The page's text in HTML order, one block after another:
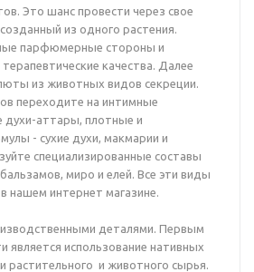
Это шанс провести через свое
из одного растения.
парфюмерные стороны и
качества. Далее
из животных видов секреции.
переходите на интимные
духи-аттары, плотные и
- сухие духи, макмарии и
специализированные составы
миро и елей. Все эти виды
нашем интернет магазине.
деталями. Первым
является использование нативных
растительного и животного сырья.